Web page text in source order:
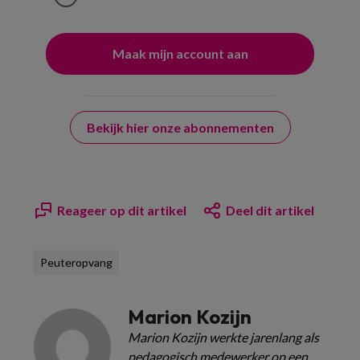
Bekijk hier onze abonnementen
Reageer op dit artikel Deel dit artikel
Peuteropvang
Marion Kozijn
Marion Kozijn werkte jarenlang als
pedagogisch medewerker op een